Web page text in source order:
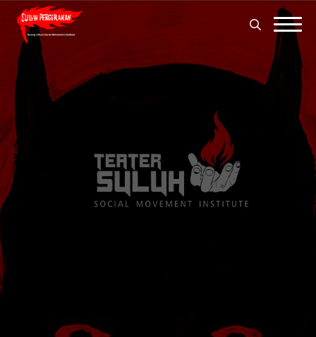
Search
for: